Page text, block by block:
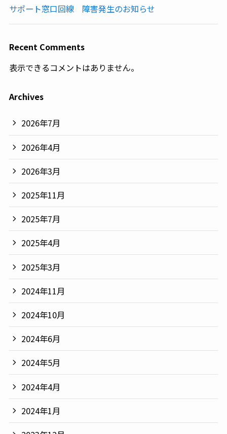
サポート窓口回線 障害発生のお知らせ
Recent Comments
表示できるコメントはありません。
Archives
2026年7月
2026年4月
2026年3月
2025年11月
2025年7月
2025年4月
2025年3月
2024年11月
2024年10月
2024年6月
2024年5月
2024年4月
2024年1月